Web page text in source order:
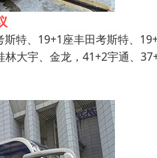
特、19+1座丰田考斯特、
大宇、金龙，41+2宇通、